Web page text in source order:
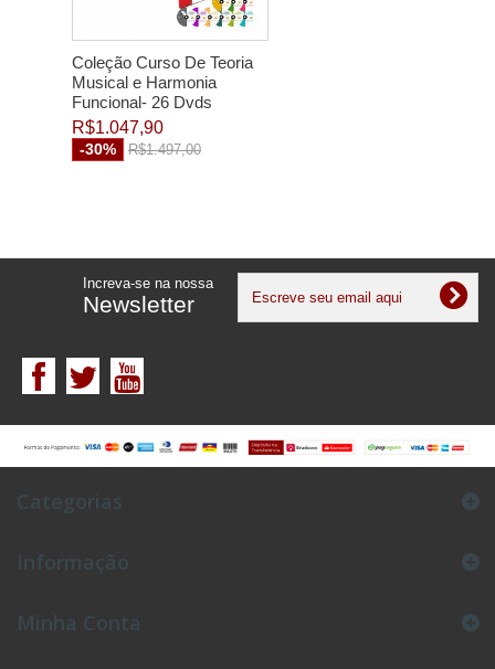
Coleção Curso De Teoria
Musical e Harmonia
Funcional- 26 Dvds
R$1.047,90
-30% R$1.497,00
Increva-se na nossa
Newsletter
Categorias
Informação
Minha Conta